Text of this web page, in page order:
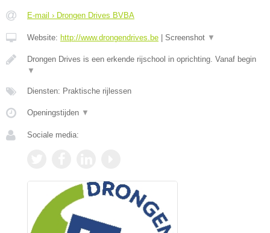
E-mail › Drongen Drives BVBA
Website: http://www.drongendrives.be Screenshot ▼
Drongen Drives is een erkende rijschool in oprichting. Vanaf begin
▼
Diensten: Praktische rijlessen
Openingstijden ▼
Sociale media: